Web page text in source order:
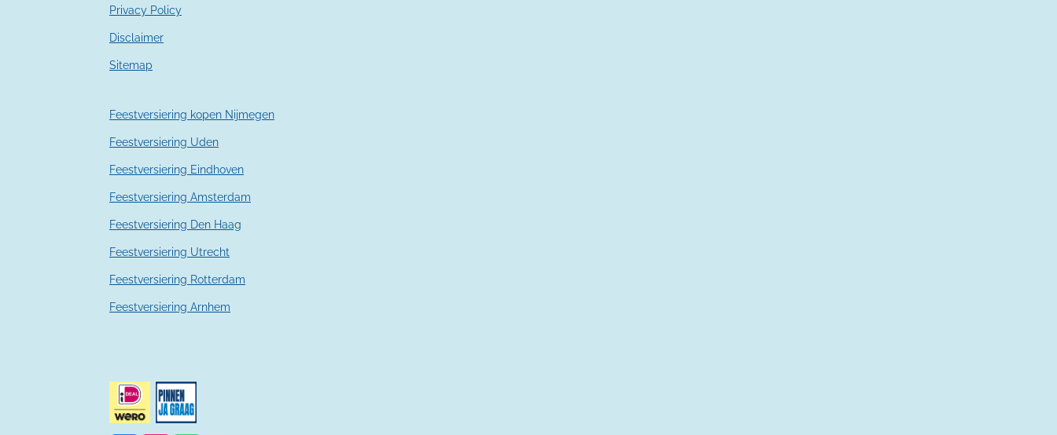
2
s
e
e
n
Privacy Policy
Disclaimer
Sitemap
Feestversiering kopen Nijmegen
Feestversiering Uden
Feestversiering Eindhoven
Feestversiering Amsterdam
Feestversiering Den Haag
Feestversiering Utrecht
Feestversiering Rotterdam
Feestversiering Arnhem